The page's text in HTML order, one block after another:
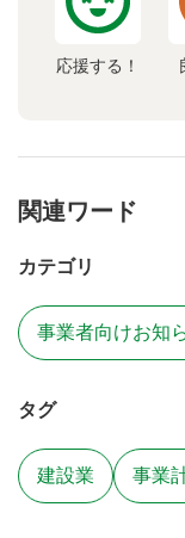
応援する！
関連ワード
カテゴリ
事業者向けお知
タグ
建設業 事業